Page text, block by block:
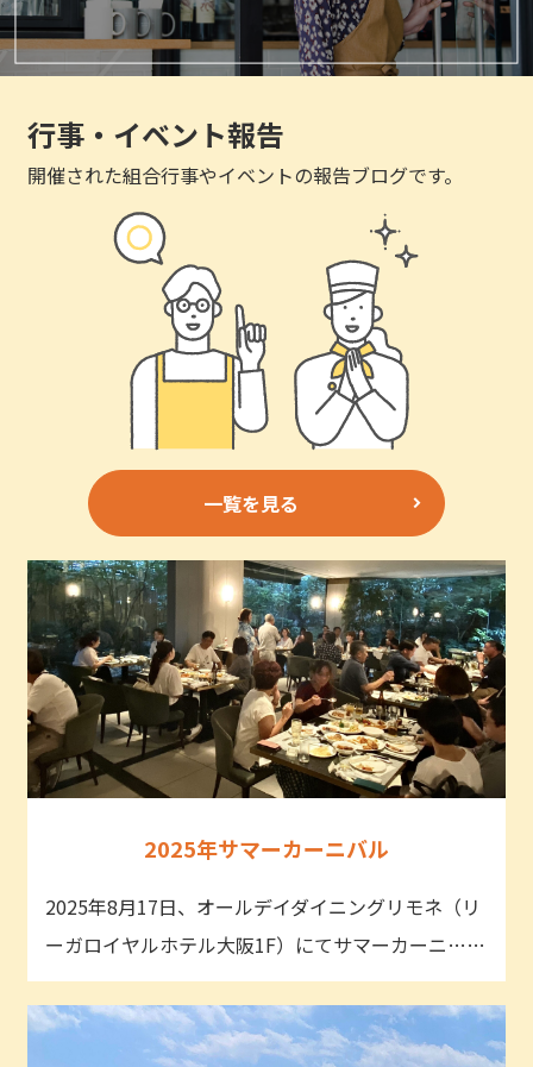
行事・イベント報告
開催された組合行事やイベントの報告ブログです。
一覧を見る
2025年サマーカーニバル
2025年8月17日、オールデイダイニングリモネ（リ
ーガロイヤルホテル大阪1F）にてサマーカーニ……